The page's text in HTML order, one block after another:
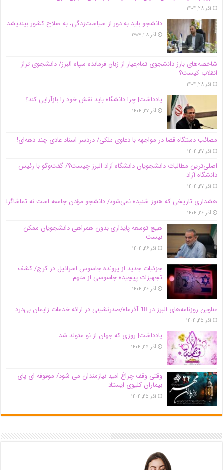
آذر ۲۸, ۱۴۰۴
دانشجو باید به دور از سیاست‌زدگی، به صلاح کشور بیندیشد
آذر ۲۸, ۱۴۰۴
شاخصه‌های بارز دانشجوی تمام‌عیار از زبان فرمانده سپاه البرز/ دانشجوی تراز
انقلاب کیست؟
آذر ۲۸, ۱۴۰۴
یادداشت| چرا دانشگاه باید نقش خود را بازآرایی کند؟
آذر ۲۷, ۱۴۰۴
مصائب دستگاه قضا در مواجهه با دعاوی ملکی/ دردسر اسناد عادی چند‌ دهه‌ای!
آذر ۲۷, ۱۴۰۴
اصلی‌ترین مطالبات دانشجویان دانشگاه آزاد البرز چیست؟/ گفت‌وگو با رئیس
دانشگاه آز‌اد
آذر ۲۷, ۱۴۰۴
هشداری تاریخی که هنوز شنیده نمی‌شود/ دانشجو مؤذن جامعه است نه تماشاگر!
آذر ۲۶, ۱۴۰۴
هیچ توسعه پایداری بدون همراهی دانشجویان ممکن
نیست
آذر ۲۶, ۱۴۰۴
جزئیات جدید از پرونده جاسوس اسرائیل در کرج/‌ کشف
تجهیزات پیچیده جاسوسی از متهم
آذر ۲۶, ۱۴۰۴
عناوین روزنامه‌های البرز در ‌18 آذرماه/صدرنشینی در ارائه خدمات زایمان بی‌درد
آذر ۲۵, ۱۴۰۴
یادداشت| روزی که جهان از نو متولد شد
آذر ۲۵, ۱۴۰۴
وقتی وقف چراغ امید نیازمندان می شود/ موقوفه ای پای
بیماران کلیوی ایستاد
آذر ۲۵, ۱۴۰۴